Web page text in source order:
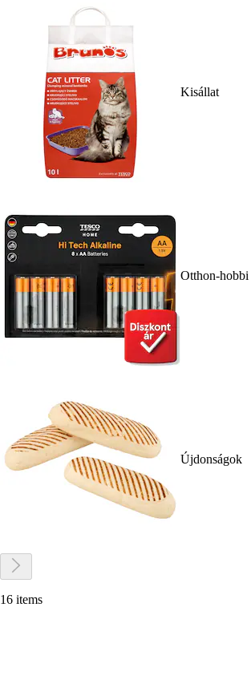
Kisállat
Otthon-hobbi
Újdonságok
16 items